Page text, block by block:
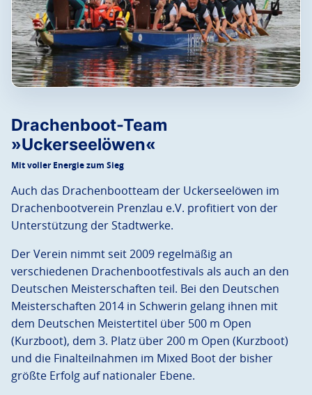
Drachenboot-Team
»Uckerseelöwen«
Mit voller Energie zum Sieg
Auch das Drachenbootteam der Uckerseelöwen im
Drachenbootverein Prenzlau e.V. profitiert von der
Unterstützung der Stadtwerke.
Der Verein nimmt seit 2009 regelmäßig an
verschiedenen Drachenbootfestivals als auch an den
Deutschen Meisterschaften teil. Bei den Deutschen
Meisterschaften 2014 in Schwerin gelang ihnen mit
dem Deutschen Meistertitel über 500 m Open
(Kurzboot), dem 3. Platz über 200 m Open (Kurzboot)
und die Finalteilnahmen im Mixed Boot der bisher
größte Erfolg auf nationaler Ebene.